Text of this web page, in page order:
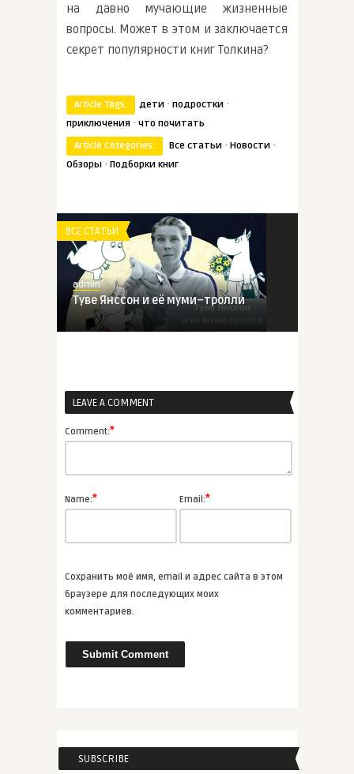
на давно мучающие жизненные
вопросы. Может в этом и заключается
секрет популярности книг Толкина?
Article Tags: дети · подростки ·
приключения · что почитать
Article Categories:
Все статьи · Новости ·
Обзоры · Подборки книг
ВСЕ СТАТЬИ
admin
Туве Янссон и её муми–тролли
admin
� ...
admin
Александр Дюма «Граф Монте-
Кри ...
admin
LEAVE A COMMENT
Comment:*
Name:* Email:*
Сохранить моё имя, email и адрес сайта в этом
браузере для последующих моих
комментариев.
SUBSCRIBE